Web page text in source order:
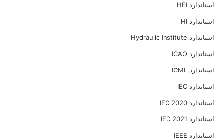
استاندارد HEI
استاندارد HI
استاندارد Hydraulic Institute
استاندارد ICAO
استاندارد ICML
استاندارد IEC
استاندارد IEC 2020
استاندارد IEC 2021
استاندارد IEEE